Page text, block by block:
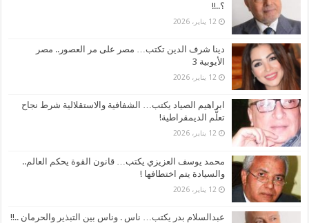
؟..!!
12 يناير، 2026
دينا شرف الدين تكتب… مصر على مر العصور.. مصر
الأيوبية 3
12 يناير، 2026
ابراهيم الصياد يكتب… الشفافية والاستقلالية شرط نجاح
تعلُّم الديمقراطية!
12 يناير، 2026
محمد يوسف العزيزي يكتب… قانون القوة يحكم العالم..
والسيادة يتم اختطافها !
12 يناير، 2026
عبدالسلام بدر يكتب… ناس . وناس بين التبذير والحرمان ..!!